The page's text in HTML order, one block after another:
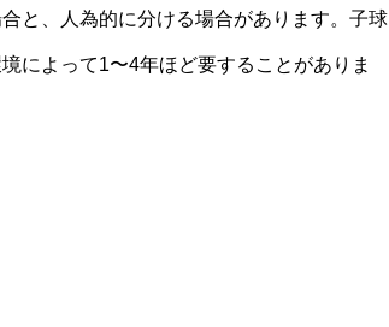
と、人為的に分ける場合があります。子球
によって1〜4年ほど要することがありま